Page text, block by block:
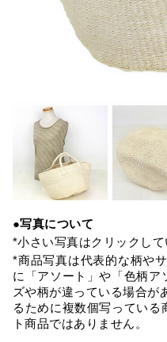
●写真について
*小さい写真はクリックして
*商品写真は代表的な柄や
に「アソート」や「色柄
ズや柄が違っている場合が
るために複数個写ってい
ト商品ではありません。